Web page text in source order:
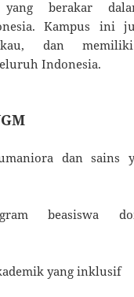
berakar
Kampus ini
dan
Indonesia.
dan sains
beasiswa
yang inklusif